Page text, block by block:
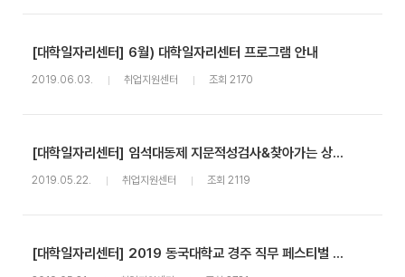
[대학일자리센터] 6월) 대학일자리센터 프로그램 안내
2019.06.03. 취업지원센터 조회 2170
[대학일자리센터] 임석대동제 지문적성검사&찾아가는 상담센터 안내
2019.05.22. 취업지원센터 조회 2119
[대학일자리센터] 2019 동국대학교 경주 직무 페스티벌 안내